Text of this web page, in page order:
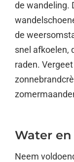
de wandeling.
de
snel afkoelen,
raden.
Water en
Neem